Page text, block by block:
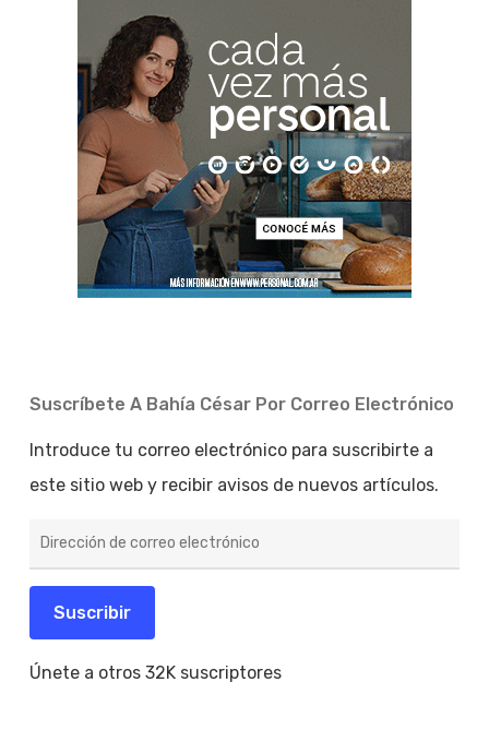
Suscríbete A Bahía César Por Correo Electrónico
Introduce tu correo electrónico para suscribirte a
este sitio web y recibir avisos de nuevos artículos.
de
electrónico
Suscribir
Únete a otros 32K suscriptores